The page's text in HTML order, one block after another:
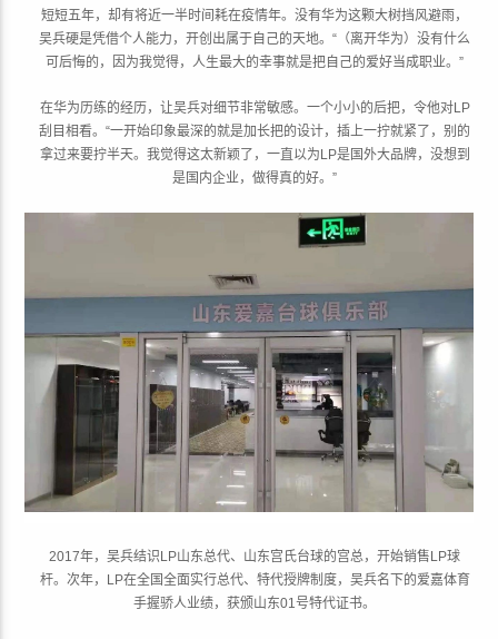
短短五年，却有将近一半时间耗在疫情年。没有华为这颗大树挡风避雨，
吴兵硬是凭借个人能力，开创出属于自己的天地。“（离开华为）没有什么
可后悔的，因为我觉得，人生最大的幸事就是把自己的爱好当成职业。”
在华为历练的经历，让吴兵对细节非常敏感。一个小小的后把，令他对LP
刮目相看。“一开始印象最深的就是加长把的设计，插上一拧就紧了，别的
拿过来要拧半天。我觉得这太新颖了，一直以为LP是国外大品牌，没想到
是国内企业，做得真的好。”
2017年，吴兵结识LP山东总代、山东宫氏台球的宫总，开始销售LP球
杆。次年，LP在全国全面实行总代、特代授牌制度，吴兵名下的爱嘉体育
手握骄人业绩，获颁山东01号特代证书。